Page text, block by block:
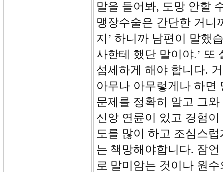
말을 들어봐, 도망 안할
맹장수술은 간단한 거니
지’ 하니까 남편이 말했
사한테 했단 말이야.’ 또
섬세하게 해야 합니다.
아무나 아무렇게나 하면
문제를 정확히 알고 그
신앙 연륜이 있고 경험
도를 많이 하고 조심스
는 책망해야합니다. 잠
로 말미암는 것이나 원